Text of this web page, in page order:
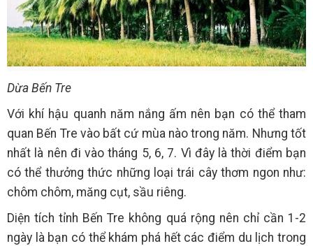
Dừa Bến Tre
Với khí hậu quanh năm nắng ấm nên bạn có thể tham
quan Bến Tre vào bất cứ mùa nào trong năm. Nhưng tốt
nhất là nên đi vào tháng 5, 6, 7. Vì đây là thời điểm bạn
có thể thưởng thức những loại trái cây thơm ngon như:
chôm chôm, măng cụt, sầu riêng.
Diện tích tỉnh Bến Tre không quá rộng nên chỉ cần 1-2
ngày là bạn có thể khám phá hết các điểm du lịch trong